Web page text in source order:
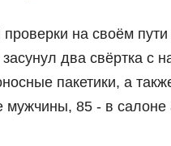
на своём
засунул два свёртка
пакетики, а
мужчины, 85 - в салоне